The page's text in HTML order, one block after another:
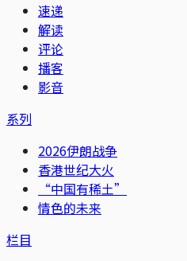
速递
解读
评论
播客
影音
系列
2026伊朗战争
香港世纪大火
“中国有稀土”
情色的未来
栏目